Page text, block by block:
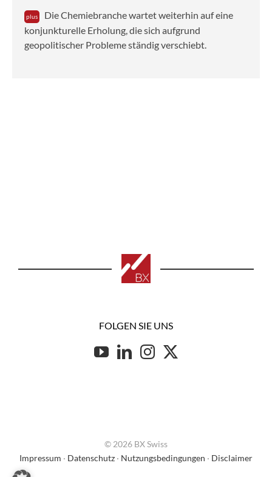
Die Chemiebranche wartet weiterhin auf eine
konjunkturelle Erholung, die sich aufgrund
geopolitischer Probleme ständig verschiebt.
FOLGEN SIE UNS
© 2026 BX Swiss
Impressum · Datenschutz · Nutzungsbedingungen · Disclaimer